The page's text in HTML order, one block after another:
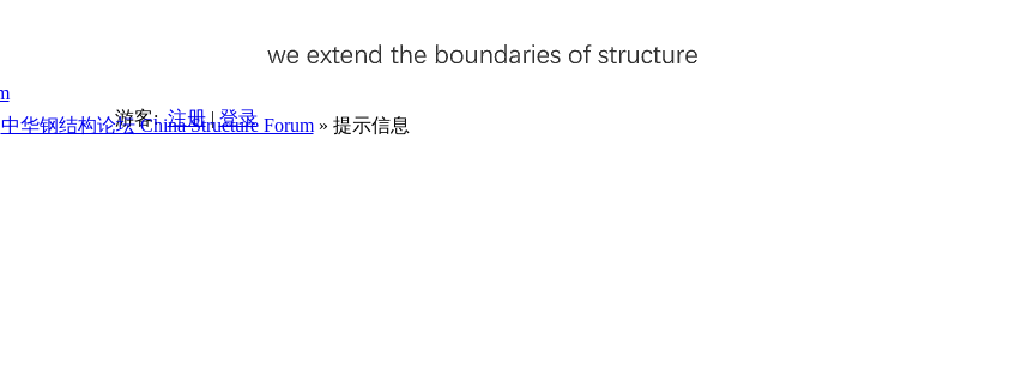
游客:注册|登录
中华钢结构论坛 China Structure Forum» 提示信息